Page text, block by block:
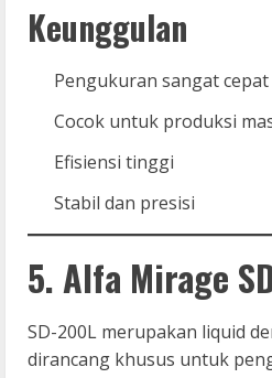
Keunggulan
Pengukuran sangat cepat
Cocok untuk produksi
Efisiensi tinggi
Stabil dan presisi
5. Alfa Mirage
SD-200L merupakan liquid
dirancang khusus untuk